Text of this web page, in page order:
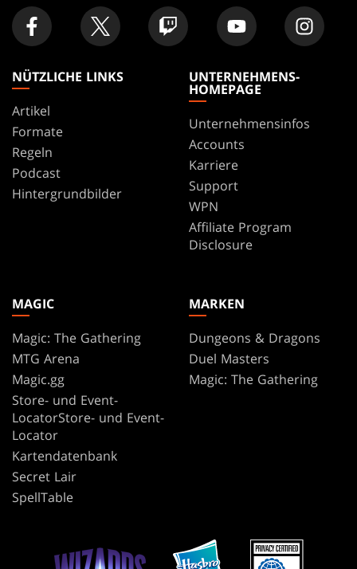
NÜTZLICHE LINKS
Artikel
Formate
Regeln
Podcast
Hintergrundbilder
UNTERNEHMENS-
HOMEPAGE
Unternehmensinfos
Accounts
Karriere
Support
WPN
Affiliate Program
Disclosure
MAGIC
Magic: The Gathering
MTG Arena
Magic.gg
Store- und Event-
LocatorStore- und Event-
Locator
Kartendatenbank
Secret Lair
SpellTable
MARKEN
Dungeons & Dragons
Duel Masters
Magic: The Gathering